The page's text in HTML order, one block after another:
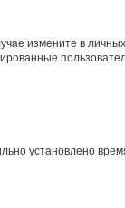
измените в
установлено